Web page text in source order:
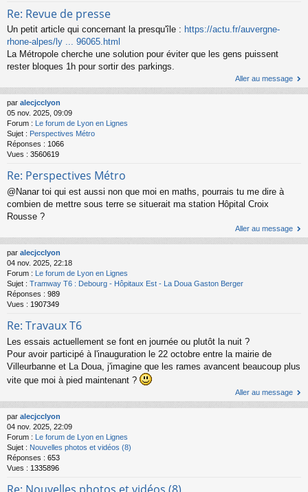
Re: Revue de presse
Un petit article qui concernant la presqu'île : https://actu.fr/auvergne-
rhone-alpes/ly ... 96065.html
La Métropole cherche une solution pour éviter que les gens puissent
rester bloques 1h pour sortir des parkings.
Aller au message
par alecjcclyon
05 nov. 2025, 09:09
Forum : Le forum de Lyon en Lignes
Sujet : Perspectives Métro
Réponses : 1066
Vues : 3560619
Re: Perspectives Métro
@Nanar toi qui est aussi non que moi en maths, pourrais tu me dire à
combien de mettre sous terre se situerait ma station Hôpital Croix
Rousse ?
Aller au message
par alecjcclyon
04 nov. 2025, 22:18
Forum :
Le forum de Lyon en Lignes
Sujet : Tramway T6 : Debourg - Hôpitaux Est - La Doua Gaston Berger
Réponses : 989
Vues : 1907349
Re: Travaux T6
Les essais actuellement se font en journée ou plutôt la nuit ?
Pour avoir participé à l'inauguration le 22 octobre entre la mairie de
Villeurbanne et La Doua, j'imagine que les rames avancent beaucoup plus
vite que moi à pied maintenant ?
Aller au message
par alecjcclyon
04 nov. 2025, 22:09
Forum : Le forum de Lyon en Lignes
Sujet : Nouvelles photos et vidéos (8)
Réponses : 653
Vues : 1335896